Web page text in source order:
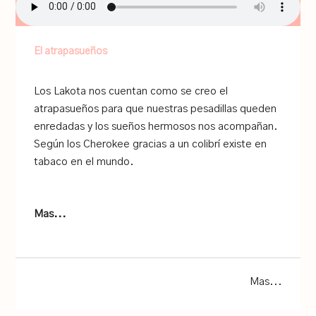
El atrapasueños
Los Lakota nos cuentan como se creo el
atrapasueños para que nuestras pesadillas queden
enredadas y los sueños hermosos nos acompañan.
Según los Cherokee gracias a un colibrí existe en
tabaco en el mundo.
Mas...
Mas...